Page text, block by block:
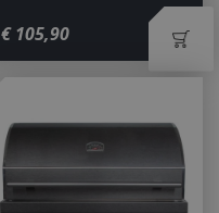
€ 105,90